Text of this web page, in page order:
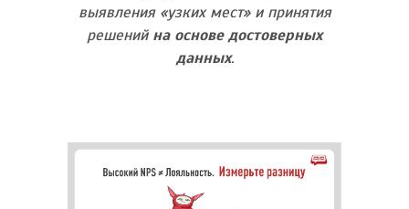
выявления «узких мест» и принятия
решений на основе достоверных
данных.